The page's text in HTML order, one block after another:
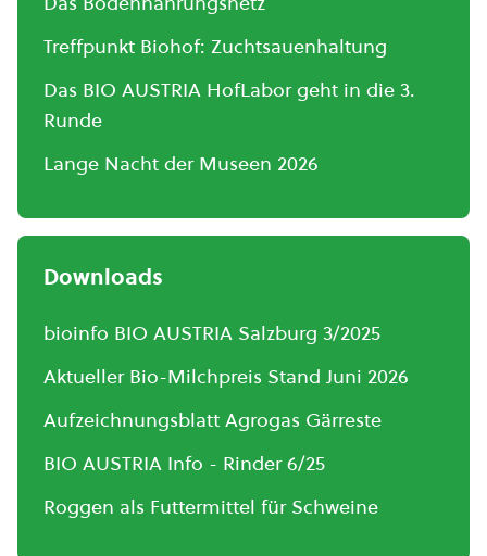
Treffpunkt Biohof: Zuchtsauenhaltung
Das BIO AUSTRIA HofLabor geht in die 3.
Runde
Lange Nacht der Museen 2026
Downloads
bioinfo BIO AUSTRIA Salzburg 3/2025
Aktueller Bio-Milchpreis Stand Juni 2026
Aufzeichnungsblatt Agrogas Gärreste
BIO AUSTRIA Info - Rinder 6/25
Roggen als Futtermittel für Schweine